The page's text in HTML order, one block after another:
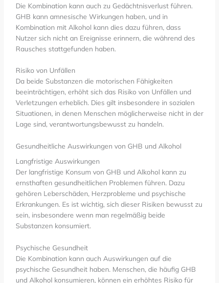
Die Kombination kann auch zu Gedächtnisverlust führen.
GHB kann amnesische Wirkungen haben, und in
Kombination mit Alkohol kann dies dazu führen, dass
Nutzer sich nicht an Ereignisse erinnern, die während des
Rausches stattgefunden haben.
Risiko von Unfällen
Da beide Substanzen die motorischen Fähigkeiten
beeinträchtigen, erhöht sich das Risiko von Unfällen und
Verletzungen erheblich. Dies gilt insbesondere in sozialen
Situationen, in denen Menschen möglicherweise nicht in der
Lage sind, verantwortungsbewusst zu handeln.
Gesundheitliche Auswirkungen von GHB und Alkohol
Langfristige Auswirkungen
Der langfristige Konsum von GHB und Alkohol kann zu
ernsthaften gesundheitlichen Problemen führen. Dazu
gehören Leberschäden, Herzprobleme und psychische
Erkrankungen. Es ist wichtig, sich dieser Risiken bewusst zu
sein, insbesondere wenn man regelmäßig beide
Substanzen konsumiert.
Psychische Gesundheit
Die Kombination kann auch Auswirkungen auf die
psychische Gesundheit haben. Menschen, die häufig GHB
und Alkohol konsumieren, können ein erhöhtes Risiko für